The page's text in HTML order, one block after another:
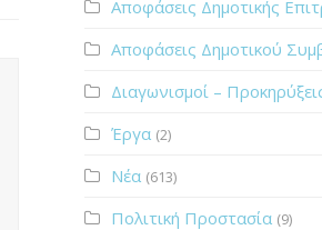
Αποφάσεις Δημοτικής
Αποφάσεις Δημοτικού
Διαγωνισμοί –
Έργα (2)
Νέα (613)
Πολιτική Προστασία (9)